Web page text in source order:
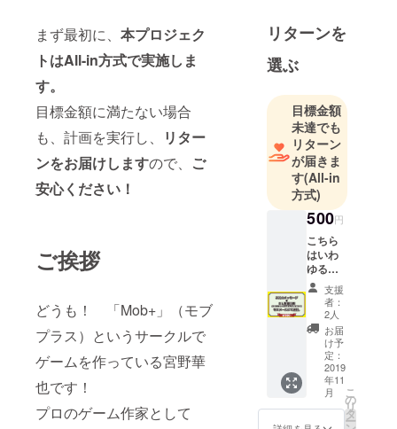
まず最初に、 本プロジェク
トはAll-in方式で実施しま
す。
目標金額に満たない場合
も、計画を実行し、
リター
ンをお届けしますので、 ご
安心ください！
ご挨拶
どうも！ 「Mob+」（モブ
プラス）というサークルで
ゲームを作っている宮野華
也です！
プロのゲーム作家として
いたい全て
の事を行
なっていま
す。
○Mob+の実
・アナログ
ゲームの製
造と頒布
『闇鍋奉
『珍語辞
『ウケセ
メっ！〜そ
のウケをセ
メるのはオ
だッ！〜』
○宮野華也の
実績
リターンを
選ぶ
目標金額
未達でも
リターン
が届きま
す(All-in
方式)
500円
こちら
はいわ
ゆる
「投げ
銭」的
なプラ
ンで
す。 い
ただい
た支援
はイベ
ント遠
征費な
どの
支援
者：
2人
お届
け予
定：
2019
年11
月
こ
の
リ
タ
ー